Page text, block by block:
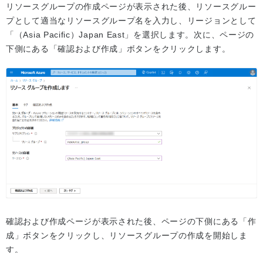
リソースグループの作成ページが表示された後、リソースグルー
プとして適当なリソースグループ名を入力し、リージョンとして
「（Asia Pacific）Japan East」を選択します。次に、ページの
下側にある「確認および作成」ボタンをクリックします。
確認および作成ページが表示された後、ページの下側にある「作
成」ボタンをクリックし、リソースグループの作成を開始しま
す。